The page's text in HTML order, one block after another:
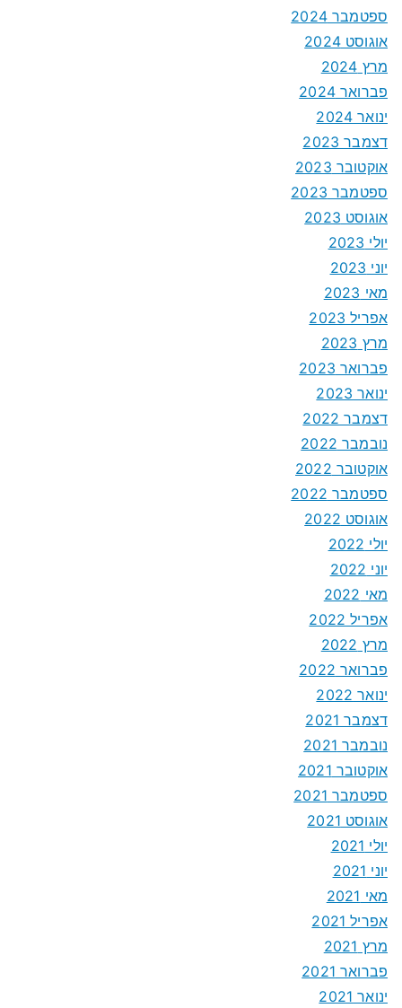
ספטמבר 2024
אוגוסט 2024
מרץ 2024
פברואר 2024
ינואר 2024
דצמבר 2023
אוקטובר 2023
ספטמבר 2023
אוגוסט 2023
יולי 2023
יוני 2023
מאי 2023
אפריל 2023
מרץ 2023
פברואר 2023
ינואר 2023
דצמבר 2022
נובמבר 2022
אוקטובר 2022
ספטמבר 2022
אוגוסט 2022
יולי 2022
יוני 2022
מאי 2022
אפריל 2022
מרץ 2022
פברואר 2022
ינואר 2022
דצמבר 2021
נובמבר 2021
אוקטובר 2021
ספטמבר 2021
אוגוסט 2021
יולי 2021
יוני 2021
מאי 2021
אפריל 2021
מרץ 2021
פברואר 2021
ינואר 2021